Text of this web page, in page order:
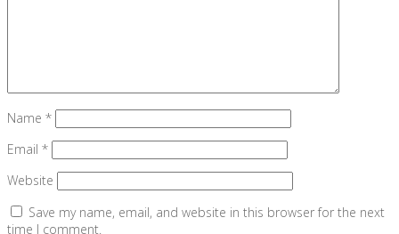
Name *
Email *
Website
Save my name, email, and website in this browser for the next
time I comment.